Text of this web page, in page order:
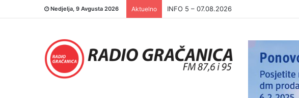
Nedjelja, 9 Avgusta 2026 Aktuelno INFO 5 – 06.08.2026.